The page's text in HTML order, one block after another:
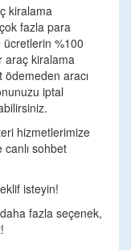
kiralama
fazla para
%100
araç kiralama
ödemeden aracı
iptal
hizmetlerimize
sohbet
isteyin!
fazla seçenek,